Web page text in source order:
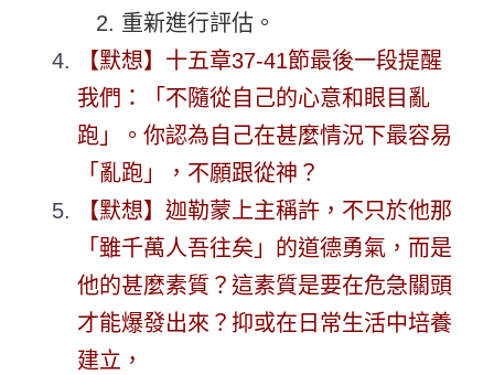
重新進行評估。
【默想】十五章37-41節最後一段提醒
我們：「不隨從自己的心意和眼目亂
跑」。你認為自己在甚麼情況下最容易
「亂跑」，不願跟從神？
【默想】迦勒蒙上主稱許，不只於他那
「雖千萬人吾往矣」的道德勇氣，而是
他的甚麼素質？這素質是要在危急關頭
才能爆發出來？抑或在日常生活中培養
建立，